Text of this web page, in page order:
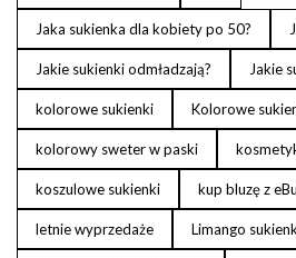
Jaka sukienka dla kobiety po 50?
Jakie sukienki odmładzają? Jakie
kolorowe sukienki Kolorowe
kolorowy sweter w paski
koszulowe sukienki kup bluzę z
letnie wyprzedaże Limango